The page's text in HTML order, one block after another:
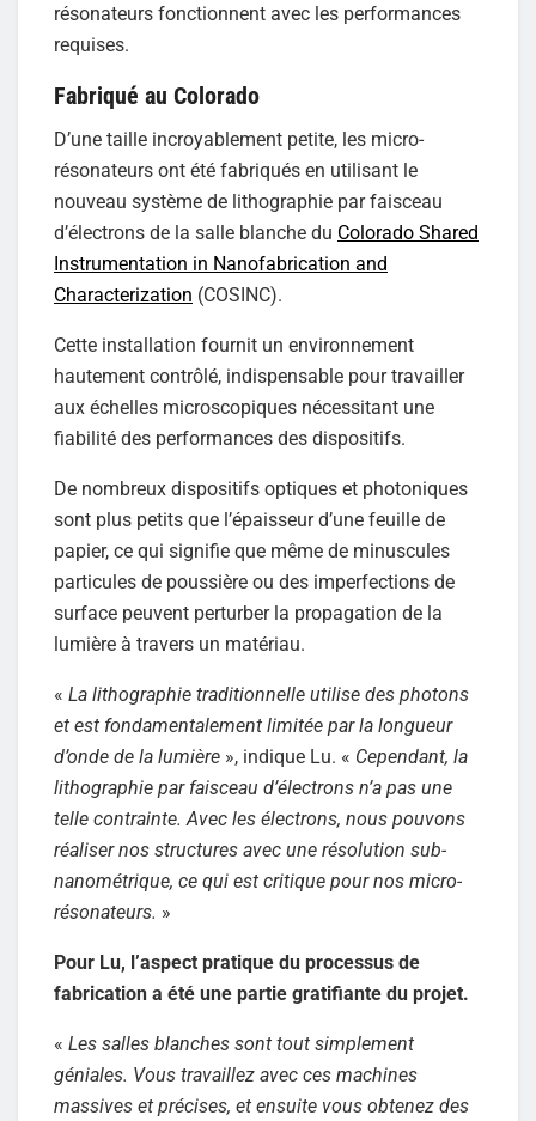
résonateurs fonctionnent avec les performances
requises.
Fabriqué au Colorado
D’une taille incroyablement petite, les micro-
résonateurs ont été fabriqués en utilisant le
nouveau système de lithographie par faisceau
d’électrons de la salle blanche du Colorado Shared
Instrumentation in Nanofabrication and
Characterization (COSINC).
Cette installation fournit un environnement
hautement contrôlé, indispensable pour travailler
aux échelles microscopiques nécessitant une
fiabilité des performances des dispositifs.
De nombreux dispositifs optiques et photoniques
sont plus petits que l’épaisseur d’une feuille de
papier, ce qui signifie que même de minuscules
particules de poussière ou des imperfections de
surface peuvent perturber la propagation de la
lumière à travers un matériau.
« La lithographie traditionnelle utilise des photons
et est fondamentalement limitée par la longueur
d’onde de la lumière », indique Lu. « Cependant, la
lithographie par faisceau d’électrons n’a pas une
telle contrainte. Avec les électrons, nous pouvons
réaliser nos structures avec une résolution sub-
nanométrique, ce qui est critique pour nos micro-
résonateurs. »
Pour Lu, l’aspect pratique du processus de
fabrication a été une partie gratifiante du projet.
« Les salles blanches sont tout simplement
géniales. Vous travaillez avec ces machines
massives et précises, et ensuite vous obtenez des